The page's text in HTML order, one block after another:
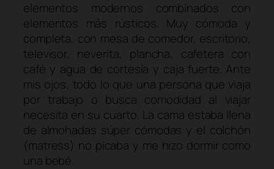
elementos modernos combinados con
elementos más rústicos. Muy cómoda y
completa, con mesa de comedor, escritorio,
televisor, neverita, plancha, cafetera con
café y agua de cortesía y caja fuerte. Ante
mis ojos, todo lo que una persona que viaja
por trabajo o busca comodidad al viajar
necesita en su cuarto. La cama estaba llena
de almohadas súper cómodas y el colchón
(matress) no picaba y me hizo dormir como
una bebé.